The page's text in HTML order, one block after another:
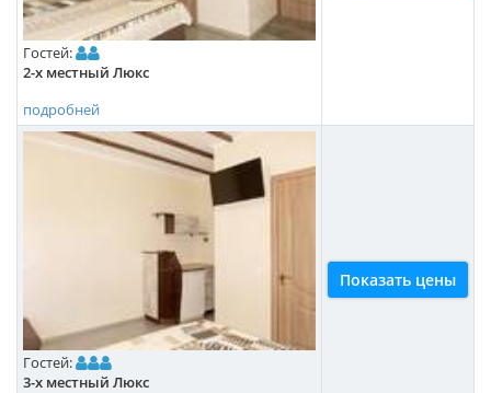
Гостей:
2-х местный Люкс
подробней
Гостей:
3-х местный Люкс
Показать цены